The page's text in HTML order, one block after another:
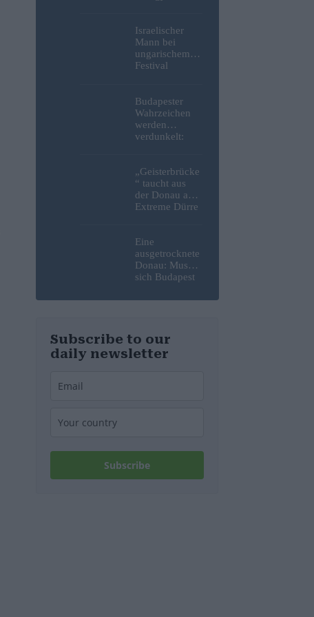
verspotten
diesmal die
Energiekrise
und das Paks-
Israelischer
Mann bei
ungarischem
Festival
Budapester
Wahrzeichen
werden
verdunkelt:
der Budaer
Burg und der
Zitadelle wird
abgeschaltet
„Geisterbrücke
“ taucht aus
der Donau auf:
Extreme Dürre
Relikt aus dem
Zweiten
Weltkrieg in
Budapest frei
Eine
ausgetrocknete
Donau: Muss
sich Budapest
seine
Experte weist
auf eine
überraschende
Subscribe to our
daily newsletter
Subscribe